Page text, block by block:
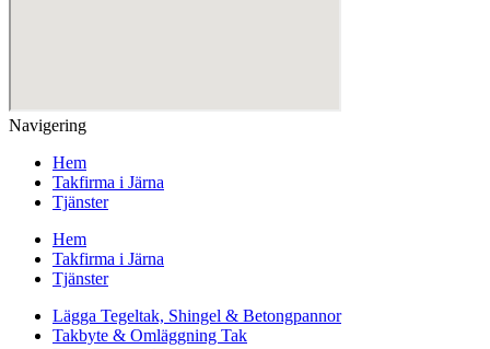
Navigering
Hem
Takfirma i Järna
Tjänster
Hem
Takfirma i Järna
Tjänster
Lägga Tegeltak, Shingel & Betongpannor
Takbyte & Omläggning Tak